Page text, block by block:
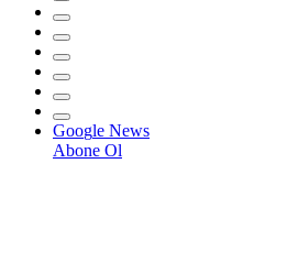
Google News
Abone Ol